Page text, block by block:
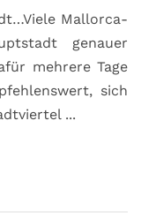
Mallorca-
genauer
mehrere Tage
sich
...